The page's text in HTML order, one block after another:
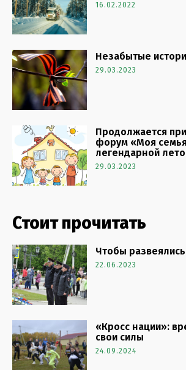
16.02.2022
Незабытые
29.03.2023
Продолжается
форум «Моя
легендарной
29.03.2023
Стоит прочитать
Чтобы развеялись
22.06.2023
«Кросс нации»:
свои силы
24.09.2024